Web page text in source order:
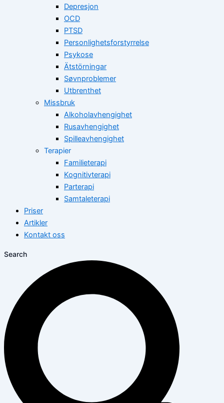
Depresjon
OCD
PTSD
Personlighetsforstyrrelse
Psykose
Ätstörningar
Søvnproblemer
Utbrenthet
Missbruk
Alkoholavhengighet
Rusavhengighet
Spilleavhengighet
Terapier
Familieterapi
Kognitivterapi
Parterapi
Samtaleterapi
Priser
Artikler
Kontakt oss
Search